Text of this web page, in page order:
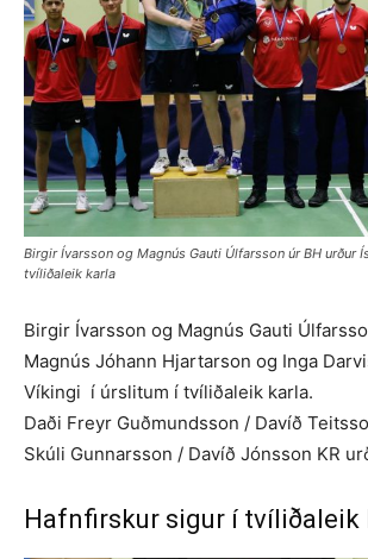
Birgir Ívarsson og Magnús Gauti Úlfarsson úr BH urður
tvíliðaleik karla
Birgir Ívarsson og Magnús Gauti
Magnús Jóhann Hjartarson og Inga
Víkingi í úrslitum í tvíliðaleik karla.
Daði Freyr Guðmundsson / Davíð
Skúli Gunnarsson / Davíð Jónsson KR
Hafnfirskur sigur í tvíliðaleik